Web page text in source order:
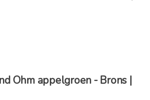
Ohm appelgroen - Brons |